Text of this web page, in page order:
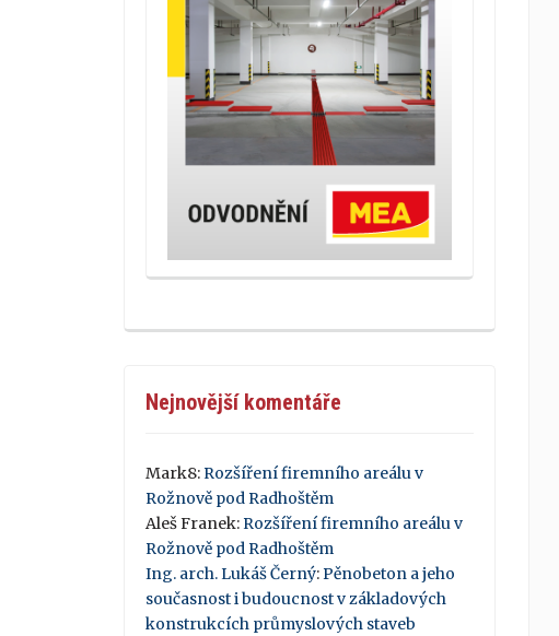
Nejnovější komentáře
Mark8:Rozšíření firemního areálu v
Rožnově pod Radhoštěm
Aleš Franek:Rozšíření firemního areálu v
Rožnově pod Radhoštěm
Ing. arch. Lukáš Černý:Pěnobeton a jeho
současnost i budoucnost v základových
konstrukcích průmyslových staveb